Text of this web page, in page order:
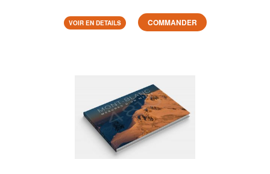
VOIR EN DETAILS COMMANDER